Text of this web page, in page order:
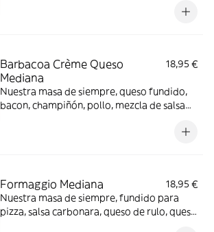
Barbacoa Crème Queso
Mediana
18,95 €
Nuestra masa de siempre, queso fundido,
bacon, champiñón, pollo, mezcla de salsa
Formaggio Mediana
18,95 €
Nuestra masa de siempre, fundido para
pizza, salsa carbonara, queso de rulo, queso